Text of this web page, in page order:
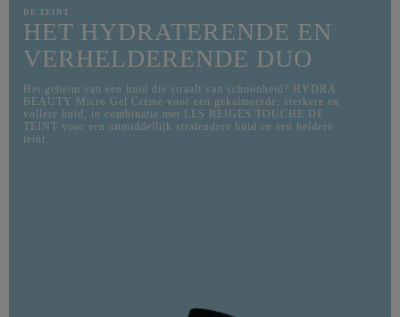
DE TEINT
HET HYDRATERENDE EN
VERHELDERENDE DUO
Het geheim van een huid die straalt van schoonheid? HYDRA
BEAUTY Micro Gel Crème voor een gekalmeerde, sterkere en
vollere huid, in combinatie met LES BEIGES TOUCHE DE
TEINT voor een onmiddellijk stralendere huid en een heldere
teint.